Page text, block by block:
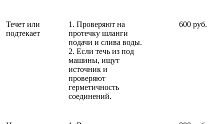
Течет или
подтекает
1. Проверяют на
протечку шланги
подачи и слива воды.
2. Если течь из под
машины, ищут
источник и
проверяют
герметичность
соединений.
600 руб.